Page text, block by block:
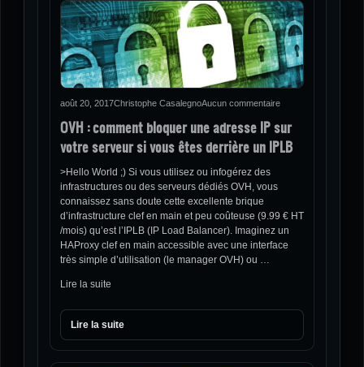
août 20, 2017Christophe CasalegnoAucun commentaire
OVH : comment bloquer une adresse IP sur
votre serveur si vous êtes derrière un IPLB
>Hello World ;) Si vous utilisez ou infogérez des
infrastructures ou des serveurs dédiés OVH, vous
connaissez sans doute cette excellente brique
d’infrastructure clef en main et peu coûteuse (9.99 € HT
/mois) qu’est l’IPLB (IP Load Balancer). Imaginez un
HAProxy clef en main accessible avec une interface
très simple d’utilisation (le manager OVH) ou …
Lire la suite
Lire la suite